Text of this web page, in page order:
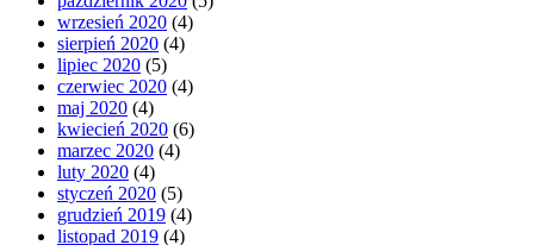
wrzesień 2020 (4)
sierpień 2020 (4)
lipiec 2020 (5)
czerwiec 2020 (4)
maj 2020 (4)
kwiecień 2020 (6)
marzec 2020 (4)
luty 2020 (4)
styczeń 2020 (5)
grudzień 2019 (4)
listopad 2019 (4)